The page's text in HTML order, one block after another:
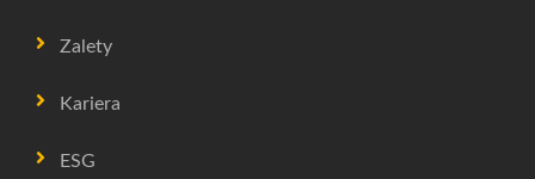
Zalety
Kariera
ESG